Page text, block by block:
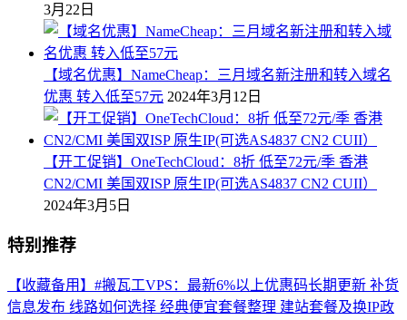
3月22日
【域名优惠】NameCheap：三月域名新注册和转入域名
优惠 转入低至57元 2024年3月12日
【开工促销】OneTechCloud：8折 低至72元/季 香港
CN2/CMI 美国双ISP 原生IP(可选AS4837 CN2 CUII）
2024年3月5日
特别推荐
【收藏备用】#搬瓦工VPS：最新6%以上优惠码长期更新 补货
信息发布 线路如何选择 经典便宜套餐整理 建站套餐及换IP政